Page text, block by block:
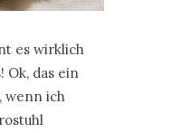
es wirklich
Ok, das ein
wenn ich